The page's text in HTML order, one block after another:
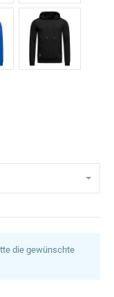
Orange
die gewünschte